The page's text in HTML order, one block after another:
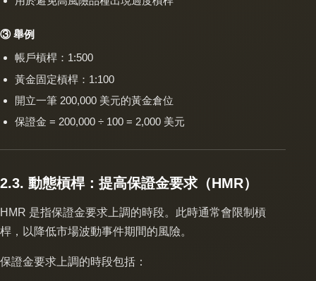
③ 舉例
帳戶槓桿：1:500
黃金固定槓桿：1:100
開立一筆 200,000 美元的黃金倉位
保證金 = 200,000 ÷ 100 = 2,000 美元
2.3. 動態槓桿：提高保證金要求（HMR）
HMR 是指保證金要求上調的時段。此時通常會限制槓
桿，以降低市場波動事件期間的風險。
保證金要求上調的時段包括：